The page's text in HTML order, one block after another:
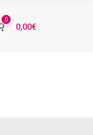
0
0,00€